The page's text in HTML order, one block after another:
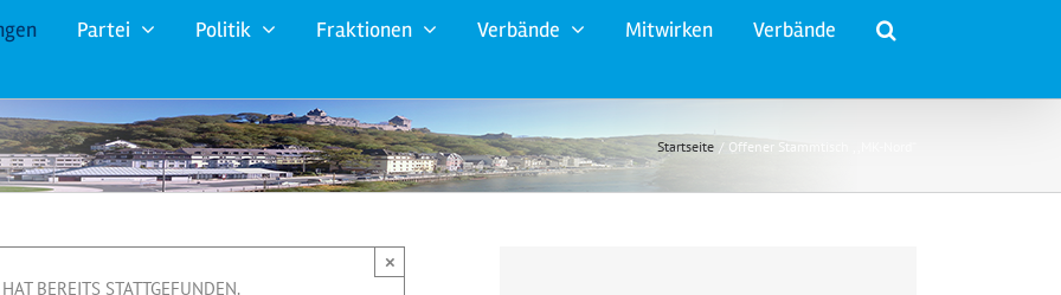
Partei Politik Fraktionen Verbände Mitwirken Verbände
Startseite Offener Stammtisch ,,MK-Nord“
BEREITS STATTGEFUNDEN.
×